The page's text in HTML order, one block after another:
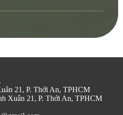
21, P. Thới An, TPHCM
Xuân 21, P. Thới An, TPHCM